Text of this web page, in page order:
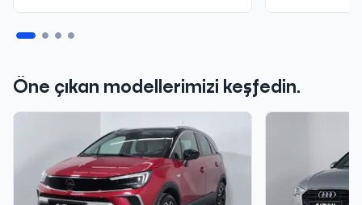
Öne çıkan modellerimizi keşfedin.